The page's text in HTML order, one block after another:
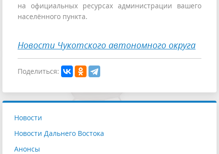
на официальных ресурсах администрации вашего
населённого пункта.
Новости Чукотского автономного округа
Поделиться:
Новости
Новости Дальнего Востока
Анонсы